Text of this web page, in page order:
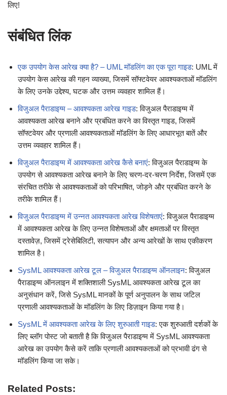
लिए!
संबंधित लिंक
एक उपयोग केस आरेख क्या है? – UML मॉडलिंग का एक पूरा गाइड: UML में
उपयोग केस आरेख की गहन व्याख्या, जिसमें सॉफ्टवेयर आवश्यकताओं मॉडलिंग
के लिए उनके उद्देश्य, घटक और उत्तम व्यवहार शामिल हैं।
विजुअल पैराडाइग्म – आवश्यकता आरेख गाइड: विजुअल पैराडाइग्म में
आवश्यकता आरेख बनाने और प्रबंधित करने का विस्तृत गाइड, जिसमें
सॉफ्टवेयर और प्रणाली आवश्यकताओं मॉडलिंग के लिए आधारभूत बातें और
उत्तम व्यवहार शामिल हैं।
विजुअल पैराडाइग्म में आवश्यकता आरेख कैसे बनाएं: विजुअल पैराडाइग्म के
उपयोग से आवश्यकता आरेख बनाने के लिए चरण-दर-चरण निर्देश, जिसमें एक
संरचित तरीके से आवश्यकताओं को परिभाषित, जोड़ने और प्रबंधित करने के
तरीके शामिल हैं।
विजुअल पैराडाइग्म में उन्नत आवश्यकता आरेख विशेषताएं: विजुअल पैराडाइग्म
में आवश्यकता आरेख के लिए उन्नत विशेषताओं और क्षमताओं पर विस्तृत
दस्तावेज़, जिसमें ट्रेसेबिलिटी, सत्यापन और अन्य आरेखों के साथ एकीकरण
शामिल है।
SysML आवश्यकता आरेख टूल – विजुअल पैराडाइग्म ऑनलाइन: विजुअल
पैराडाइग्म ऑनलाइन में शक्तिशाली SysML आवश्यकता आरेख टूल का
अनुसंधान करें, जिसे SysML मानकों के पूर्ण अनुपालन के साथ जटिल
प्रणाली आवश्यकताओं के मॉडलिंग के लिए डिज़ाइन किया गया है।
SysML में आवश्यकता आरेख के लिए शुरुआती गाइड: एक शुरुआती दर्शकों के
लिए ब्लॉग पोस्ट जो बताती है कि विजुअल पैराडाइग्म में SysML आवश्यकता
आरेख का उपयोग कैसे करें ताकि प्रणाली आवश्यकताओं को प्रभावी ढंग से
मॉडलिंग किया जा सके।
Related Posts: